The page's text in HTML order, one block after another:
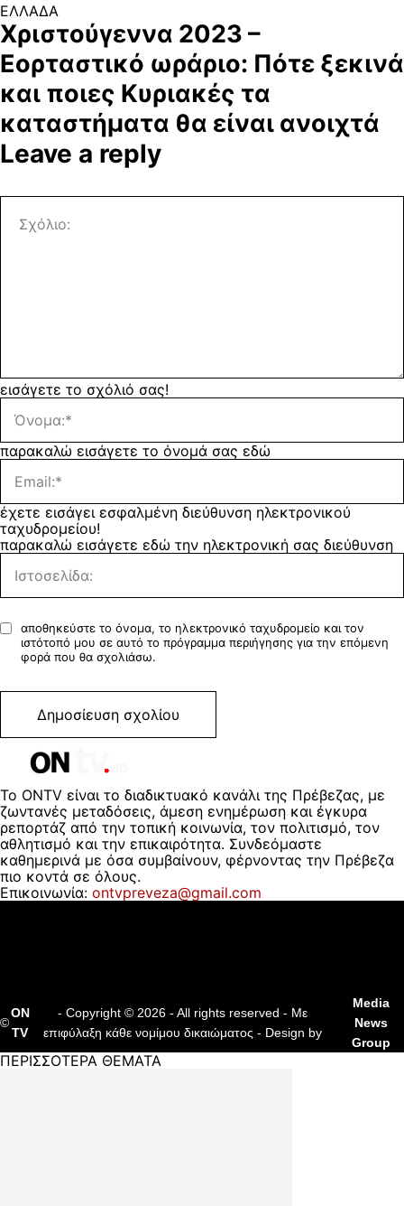
ΕΛΛΑΔΑ
Χριστούγεννα 2023 –
Εορταστικό ωράριο: Πότε ξεκινά
και ποιες Κυριακές τα
καταστήματα θα είναι ανοιχτά
Leave a reply
εισάγετε το σχόλιό σας!
παρακαλώ εισάγετε το όνομά σας εδώ
έχετε εισάγει εσφαλμένη διεύθυνση ηλεκτρονικού
ταχυδρομείου!
παρακαλώ εισάγετε εδώ την ηλεκτρονική σας διεύθυνση
αποθηκεύστε το όνομα, το ηλεκτρονικό ταχυδρομείο και τον
ιστότοπό μου σε αυτό το πρόγραμμα περιήγησης για την επόμενη
φορά που θα σχολιάσω.
Το ONTV είναι το διαδικτυακό κανάλι της Πρέβεζας, με
ζωντανές μεταδόσεις, άμεση ενημέρωση και έγκυρα
ρεπορτάζ από την τοπική κοινωνία, τον πολιτισμό, τον
αθλητισμό και την επικαιρότητα. Συνδεόμαστε
καθημερινά με όσα συμβαίνουν, φέρνοντας την Πρέβεζα
πιο κοντά σε όλους.
Επικοινωνία: ontvpreveza@gmail.com
©
ON
TV
- Copyright © 2026 - All rights reserved - Με
επιφύλαξη κάθε νομίμου δικαιώματος - Design by
Media
News
Group
ΠΕΡΙΣΣΟΤΕΡΑ ΘΕΜΑΤΑ